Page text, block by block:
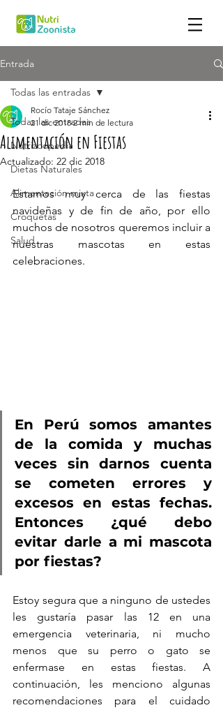
Entrada
Todas las entradas
Nutrizoopedia
Dietas Naturales
Alimentación mixta
Croquetas
Salud
Todas las entradas
Alimentación en Fiestas
Rocío Tataje Sánchez
21 dic 2018 2 min de lectura
Actualizado: 22 dic 2018
Estamos muy cerca de las fiestas
navideñas y de fin de año, por ello
muchos de nosotros queremos incluir a
nuestras mascotas en estas
celebraciones.
En Perú somos amantes
de la comida y muchas
veces sin darnos cuenta
se cometen errores y
excesos en estas fechas.
Entonces ¿qué debo
evitar darle a mi mascota
por fiestas?
Estoy segura que a ninguno de ustedes
les gustaría pasar las 12 en una
emergencia veterinaria, ni mucho
menos que su perro o gato se
enfermase en estas fiestas. A
continuación, les menciono algunas
recomendaciones para el cuidado